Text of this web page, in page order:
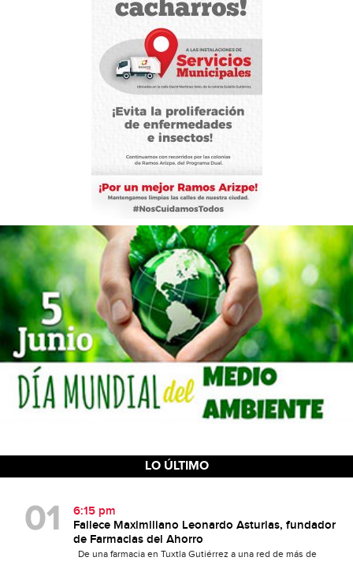
LO ÚLTIMO
6:15 pm
Fallece Maximiliano Leonardo Asturias, fundador
de Farmacias del Ahorro
De una farmacia en Tuxtla Gutiérrez a una red de más de